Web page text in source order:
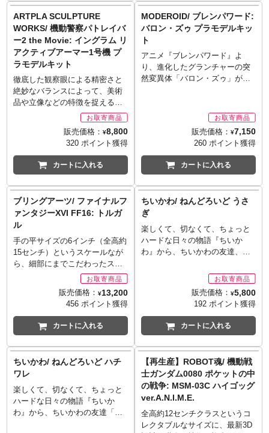
商品をご用意出来ない場合もご
ざいます。
ざいます。
■付属品
・オプションフェイスパーツ×3
・オプションハンドパーツ×5
・オプションカードパーツ×3種
・デュエルディスク×1
・十代専用アタッチメント×1
・汎用アタッチメント×1
テレビ東京・KONAMI
ら、ローゼマインの住む世界に
はない「水鉄砲」がフィーチャ
ーされました。主人公たちが生
み出した武器で、メーカーの意
気込みを感じる新規金型起こ
し！しかもここでしか見られな
い4コマ漫画も台紙にプリントす
るという特別さ！
※お取り寄せ商品はご注文後出
荷までに1週間前後必要となりま
※メーカー在庫品切れの場合、
商品をご用意出来ない場合もご
ざいます。
ら、ローゼマインの住む世界に
はない「水鉄砲」がフィーチャ
ーされました。主人公たちが生
み出した武器で、メーカーの意
気込みを感じる新規金型起こ
し！しかもここでしか見られな
い4コマ漫画も台紙にプリントす
荷までに1週間前後必要となりま
※メーカー在庫品切れの場合、
商品をご用意出来ない場合もご
ざいます。
ARTPLA SCULPTURE
WORKS/ 機動警察パトレイバ
ー2 the Movie: イングラム リ
アクティブアーマー1号機 プ
ラモデルキット
徹底した観察眼による精密さと
絶妙なバランスによって、美術
品や立像などの特徴を捉える造
形で「手に取れる最高品質のレ
プリカ」を数多く送り出してき
た海洋堂。その海洋堂が提案す
る「ARTPLA」に新作が登場！
『機動警察パトレイバー2 the
Movie』より、「リアクティブ
号機」が1/35スケールで
ARTPLAにラインナップ！イラ
ストレーター出渕裕氏デザイン
によるイングラムが、もっとも
力強く美しく見えるポージング
とプロポーションを追求した、
ポーズ固定のプラスチックモデ
ルキットです。質感まで伝わっ
てくる有機的な形状のリアクテ
ィブアーマー部分や、流れるよ
うな面で構成される頭部や首回
りなど見所満載。2号機、3号機
も鋭意制作中！3機が勢ぞろいす
※こちらは未塗装のプラモデル
となり、画像は塗装済みの作例
となります。
©HEADGEAR
販売価格： ¥8,800
320 ポイント獲得
カートに入れる
MODEROID/ ブレンパワード:
バロン・ズゥ プラモデルキッ
ト
アニメ『ブレンパワード』よ
り、進化したグランチャーの突
然変異体「バロン・ズゥ」が
機的な造形を組み立てキットで
再現。肩アーマーの差し替えで
フィン展開状態を再現。パーツ
差し替えによりコクピット開閉
を再現可能。各成形色と彩色済
みパーツ、シールにより組み立
けを再現。交換用手首が付属。
ボーナスアイテムとして、バロ
ン・マクシミリアンのミニフィ
ギュアが付属。劇中の特徴的な
シーンをイメージしたポーズで
立体化！
販売価格： ¥7,150
260 ポイント獲得
カートに入れる
ブリングアーツ/ ファイナルフ
ァンタジーXVI FF16: トルガ
ル
手の平サイズの6インチ（全高約
15センチ）というスケールなが
ら、細部にまでこだわったスク
ウェア・エニックスのアクショ
ンフィギュアシリーズ「ブリン
グアーツ BRING ARTS」。2023
年6月に発売されたシリーズ最新
作『ファイナルファンタジー
XVI』が、早くもブリングアー
す。
※お取り寄せ商品はご注文後出
荷までに1週間前後必要となりま
す。
※メーカー在庫品切れの場合、
商品をご用意出来ない場合もご
販売価格： ¥13,200
456 ポイント獲得
カートに入れる
ちいかわ/ ねんどろいど うさ
ぎ
楽しくて、切なくて、ちょっと
ハードな日々の物語『ちいか
わ』から、ちいかわの友達、草
がねんどろいどになって登場！
手足に磁石を使用することで違
和感なく自由にポージングする
ことが可能です。表情パーツに
は「笑顔」「フゥン顔」「白目
顔」をセレクトし、差し替えが
伐棒」「ぶんぶん腕」「組み
腕」ほかが用意され、お好みで
ディスプレイが可能です。
※お取り寄せ商品はご注文後出
荷までに1週間前後必要となりま
す。
※メーカー在庫品切れの場合、
販売価格： ¥5,800
192 ポイント獲得
カートに入れる
ちいかわ/ ねんどろいど ハチ
ワレ
楽しくて、切なくて、ちょっと
ハードな日々の物語『ちいか
わ』から、ちいかわの友達「ハ
【再生産】ROBOT魂/ 機動戦
士ガンダム0080 ポケットの中
の戦争: MSM-03C ハイゴッグ
ver.A.N.I.M.E.
全高約12センチクラスというコ
レクタブルなサイズに、最新3D